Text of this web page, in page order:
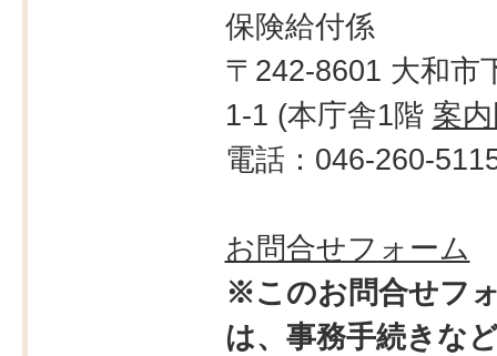
保険給付係
〒242-8601 大和市
1-1 (本庁舎1階 案
電話：046-260-
お問合せフォーム
※このお問合せフ
は、事務手続きな